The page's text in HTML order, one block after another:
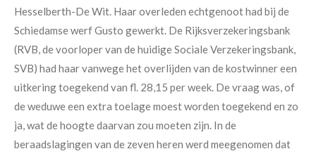
Hesselberth-De Wit. Haar overleden echtgenoot had bij de
Schiedamse werf Gusto gewerkt. De Rijksverzekeringsbank
(RVB, de voorloper van de huidige Sociale Verzekeringsbank,
SVB) had haar vanwege het overlijden van de kostwinner een
uitkering toegekend van fl. 28,15 per week. De vraag was, of
de weduwe een extra toelage moest worden toegekend en zo
ja, wat de hoogte daarvan zou moeten zijn. In de
beraadslagingen van de zeven heren werd meegenomen dat